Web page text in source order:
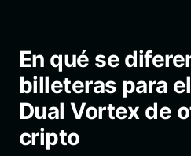
En qué se
billeteras para
Dual Vortex de
cripto